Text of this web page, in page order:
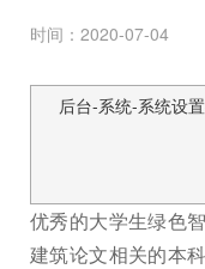
时间：2020-07-04
后台-系统-系统设
优秀的大学生绿色
建筑论文相关的本